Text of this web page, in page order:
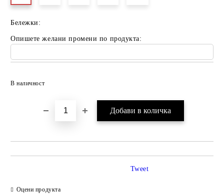
Бележки:
Опишете желани промени по продукта:
В наличност
Оцени продукта
Tweet